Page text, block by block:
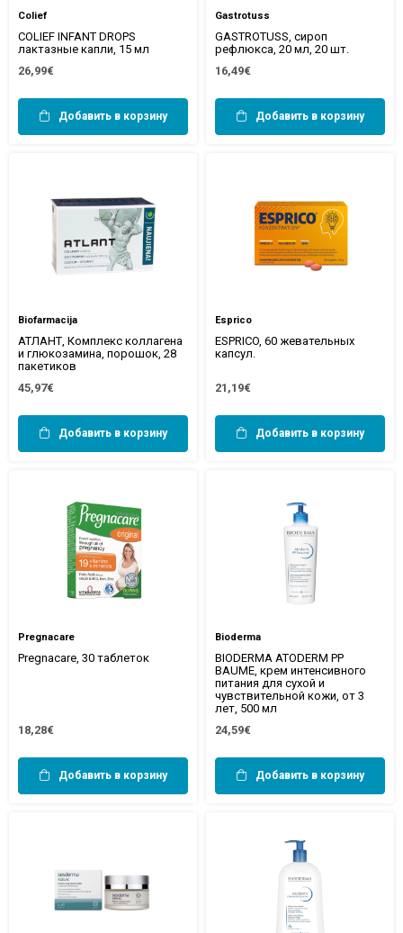
Colief
COLIEF INFANT DROPS
лактазные капли, 15 мл
26,99€
Добавить в корзину
Gastrotuss
GASTROTUSS, сироп
рефлюкса, 20 мл, 20 шт.
16,49€
Добавить в корзину
Biofarmacija
АТЛАНТ, Комплекс коллагена
и глюкозамина, порошок, 28
пакетиков
45,97€
Добавить в корзину
Esprico
ESPRICO, 60 жевательных
капсул.
21,19€
Добавить в корзину
Pregnacare
Pregnacare, 30 таблеток
18,28€
Добавить в корзину
Bioderma
BIODERMA ATODERM PP
BAUME, крем интенсивного
питания для сухой и
чувствительной кожи, от 3
лет, 500 мл
24,59€
Добавить в корзину